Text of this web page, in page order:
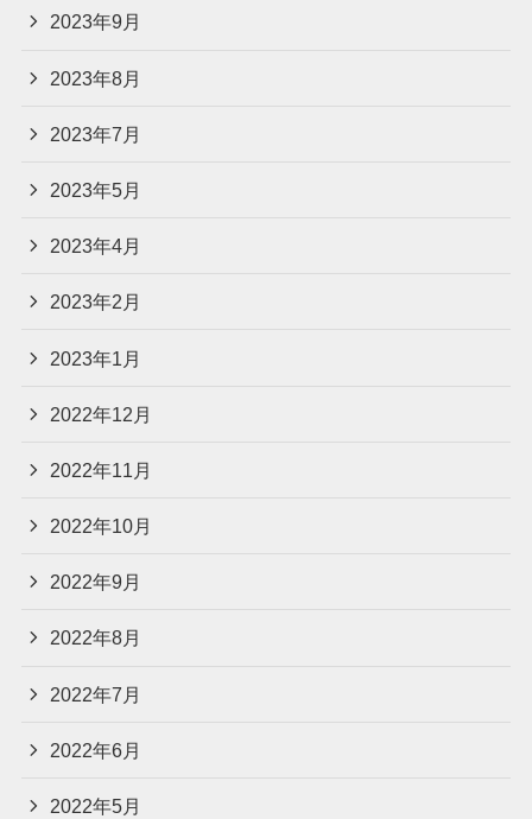
2023年9月
2023年8月
2023年7月
2023年5月
2023年4月
2023年2月
2023年1月
2022年12月
2022年11月
2022年10月
2022年9月
2022年8月
2022年7月
2022年6月
2022年5月